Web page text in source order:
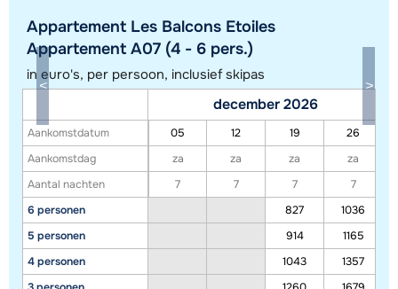
Toon alle accommodaties in dit gebied
Deze kaart geeft een indicatie van de ligging van onze accommodaties. De
exacte locatie kan enigszins afwijken.
Appartement Les Balcons Etoiles
Appartement A07 (4 - 6 pers.)
in euro's, per persoon, inclusief skipas
Aankomstdatum
Aankomstdag
Aantal nachten
6 personen
5 personen
4 personen
december 2026
05 12 19
26
za
za za
za
7
7 7
7
827
1036
914
1165
1043
1357